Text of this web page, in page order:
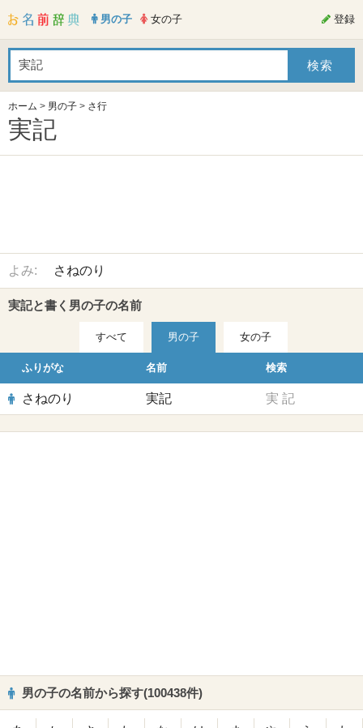
男の子 女の子 登録
ホーム > 男の子 > さ行
実記
よみ: さねのり
実記と書く男の子の名前
すべて 男の子 女の子
ふりがな 名前 検索
さねのり 実記 実 記
男の子の名前から探す(100438件)